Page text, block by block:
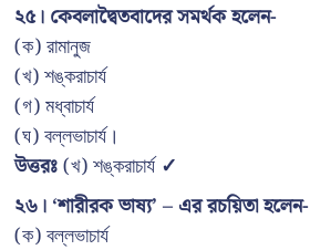
২৫। কেবলাদ্বৈতবাদের সমর্থক হলেন-
(ক) রামানুজ
(খ) শঙ্করাচার্য
(গ) মধ্বাচার্য
(ঘ) বল্লভাচার্য।
উত্তরঃ(খ) শঙ্করাচার্য✓
২৬। ‘শারীরক ভাষ্য’ – এর রচয়িতা হলেন-
(ক) বল্লভাচার্য